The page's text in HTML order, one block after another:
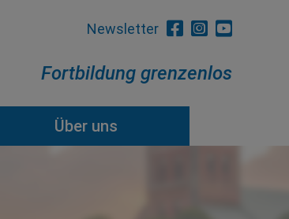
Newsletter
Fortbildung grenzenlos
Über uns